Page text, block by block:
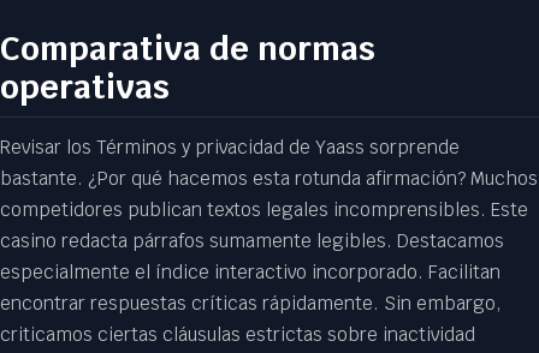
Comparativa de normas
operativas
Revisar los Términos y privacidad de Yaass sorprende
bastante. ¿Por qué hacemos esta rotunda afirmación? Muchos
competidores publican textos legales incomprensibles. Este
casino redacta párrafos sumamente legibles. Destacamos
especialmente el índice interactivo incorporado. Facilitan
encontrar respuestas críticas rápidamente. Sin embargo,
criticamos ciertas cláusulas estrictas sobre inactividad